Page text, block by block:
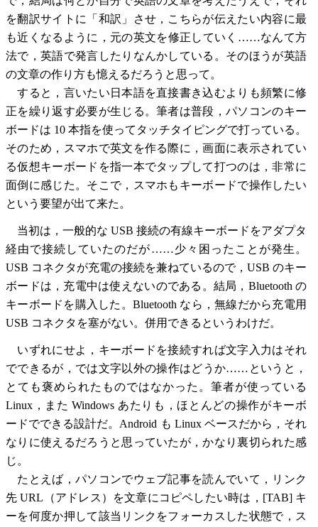
を翻訳サイトに「和訳」させ，こちらが伝えたい内容に最
も近くなるように，元の英文を修正していく……なんて方
法で，英語で発言したりなんかしている。そのほうが英語
の文章の作り方も憶えるだろうと思って。
すると，言いたい日本語を直接書き込むよりも頻繁に修
正を繰り返す必要が生じる。筆者は普段，パソコンのキー
ボードは 10 本指を使ってタッチタイピングで打っている。
そのため，スマホで英文を作る際に，画面に表示されてい
る仮想キーボードを指一本でタップして打つのは，非常に
面倒に感じた。そこで，スマホもキーボードで操作したい
という要望が出て来た。
当初は，一般的な USB 接続の有線キーボードをアダプタ
経由で接続していたのだが……少々困ったことが発生。
USB コネクタが充電の接続を兼ねているので，USB のキー
ボードは，充電中は使えないのである。結局，Bluetooth の
キーボードを購入した。Bluetooth なら，無線だから充電用
USB コネクタを塞がない。併用できるというわけだ。
いずれにせよ，キーボードを接続すれば文字入力はそれ
でできるが，では文字以外の操作はどうか……というと，
とても褒められたものではなかった。筆者が使っている
Linux，また Windows あたりも，ほとんどの操作がキーボ
ードでできる設計だ。Android も Linux ベースだから，それ
なりに使えるだろうと思っていたが，かなり裏切られた感
じ。
たとえば，パソコンでウェブ記事を読んでいて，リンク
先 URL（アドレス）を文章にコピペしたい時は，[TAB] キ
ーを何度か押して該当リンクをフォーカスした状態で，ス